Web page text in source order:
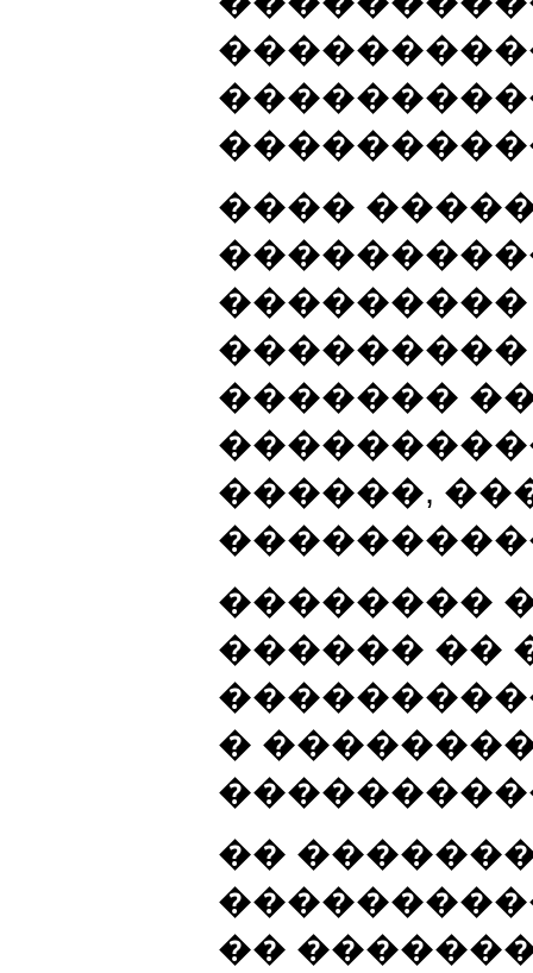
����
���������
�������
������,
��������
������ ��
�
��
��